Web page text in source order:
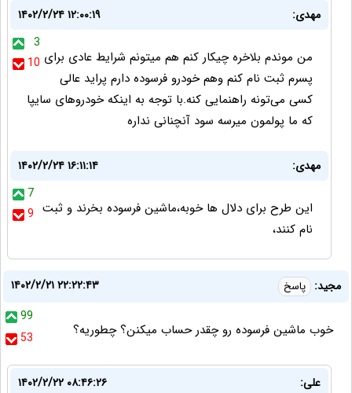
مهدی:
۱۴۰۲/۲/۲۴ ۱۲:۰۰:۱۹
3
10 من موندم بلاخره چیکار کنم هم میتونم شرایط عادی برای
پسرم ثبت نام کنم وهم خودرو فرسوده دارم پراید عالی
کسی می‌تونه راهنمایی کنه.با توجه به اینکه خودروهای سایپا
که ما پولمون میرسه سود آنچنانی نداره
مهدی:
۱۴۰۲/۲/۲۴ ۱۶:۱۱:۱۴
7
9 این طرح برای دلال ها خوبه،ماشین فرسوده بخرند و ثبت
نام کنند،
مجید: پاسخ
۱۴۰۲/۲/۲۱ ۲۲:۲۲:۴۳
99
53
خوب ماشین فرسوده رو چقدر حساب میکنن؟ چطوریه؟
علی:
۱۴۰۲/۲/۲۲ ۰۸:۴۶:۲۶